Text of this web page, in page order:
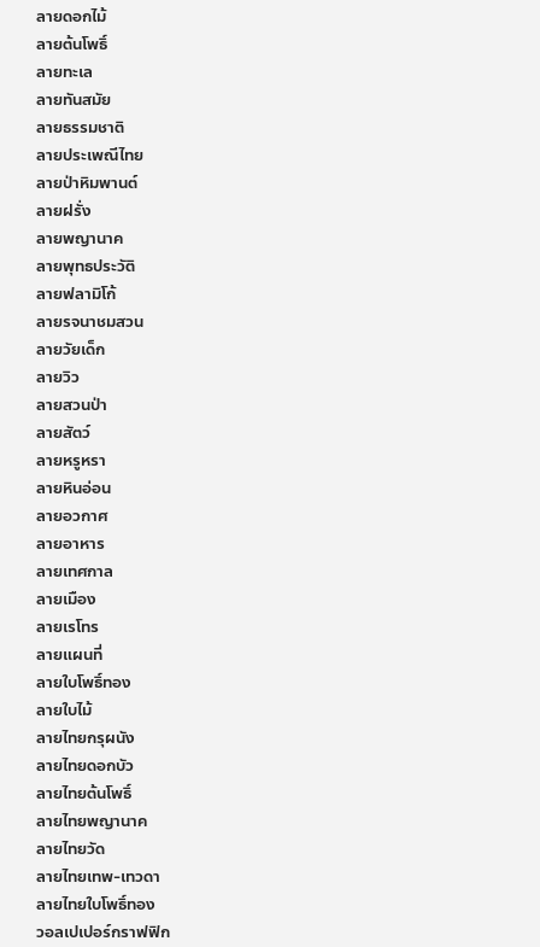
ลายดอกไม้
ลายต้นโพธิ์
ลายทะเล
ลายทันสมัย
ลายธรรมชาติ
ลายประเพณีไทย
ลายป่าหิมพานต์
ลายฝรั่ง
ลายพญานาค
ลายพุทธประวัติ
ลายฟลามิโก้
ลายรจนาชมสวน
ลายวัยเด็ก
ลายวิว
ลายสวนป่า
ลายสัตว์
ลายหรูหรา
ลายหินอ่อน
ลายอวกาศ
ลายอาหาร
ลายเทศกาล
ลายเมือง
ลายเรโทร
ลายแผนที่
ลายใบโพธิ์ทอง
ลายใบไม้
ลายไทยกรุผนัง
ลายไทยดอกบัว
ลายไทยต้นโพธิ์
ลายไทยพญานาค
ลายไทยวัด
ลายไทยเทพ-เทวดา
ลายไทยใบโพธิ์ทอง
วอลเปเปอร์กราฟฟิก